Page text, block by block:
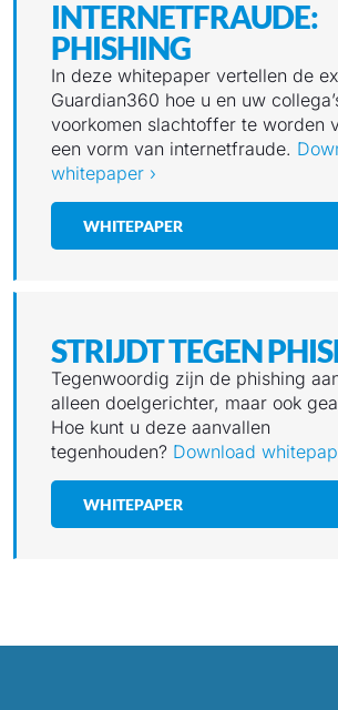
INTERNETFRAUDE:
PHISHING
In deze whitepaper vertellen de
Guardian360 hoe u en uw
voorkomen slachtoffer te worden
een vorm van internetfraude.
whitepaper ›
WHITEPAPER
STRIJDT TEGEN
Tegenwoordig zijn de phishing
alleen doelgerichter, maar ook
Hoe kunt u deze aanvallen
tegenhouden? Download
WHITEPAPER